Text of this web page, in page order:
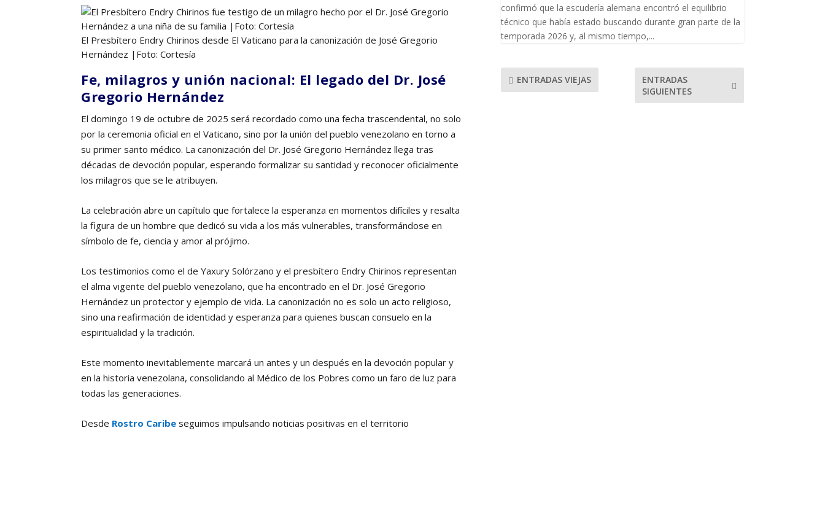
El Presbítero Endry Chirinos desde El Vaticano para la canonización de José Gregorio
Hernández | Foto: Cortesía
Fe, milagros y unión nacional: El legado del Dr. José
Gregorio Hernández
El domingo 19 de octubre de 2025 será recordado como una fecha trascendental, no solo
por la ceremonia oficial en el Vaticano, sino por la unión del pueblo venezolano en torno a
su primer santo médico. La canonización del Dr. José Gregorio Hernández llega tras
décadas de devoción popular, esperando formalizar su santidad y reconocer oficialmente
los milagros que se le atribuyen.
La celebración abre un capítulo que fortalece la esperanza en momentos difíciles y resalta
la figura de un hombre que dedicó su vida a los más vulnerables, transformándose en
símbolo de fe, ciencia y amor al prójimo.
Los testimonios como el de Yaxury Solórzano y el presbítero Endry Chirinos representan
el alma vigente del pueblo venezolano, que ha encontrado en el Dr. José Gregorio
Hernández un protector y ejemplo de vida. La canonización no es solo un acto religioso,
sino una reafirmación de identidad y esperanza para quienes buscan consuelo en la
espiritualidad y la tradición.
Este momento inevitablemente marcará un antes y un después en la devoción popular y
en la historia venezolana, consolidando al Médico de los Pobres como un faro de luz para
todas las generaciones.
Desde Rostro Caribe seguimos impulsando noticias positivas en el territorio
confirmó que la escudería alemana encontró el equilibrio
técnico que había estado buscando durante gran parte de la
temporada 2026 y, al mismo tiempo,...
ENTRADAS VIEJAS
ENTRADAS
SIGUIENTES